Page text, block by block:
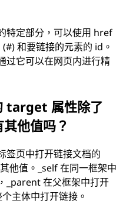
特定部分，可以使用 href
和要链接的元素的 id。
过它可以在网页内进行精
target 属性除了
他值吗？
签页中打开链接文档的
他值。_self 在同一框架中
_parent 在父框架中打开
主体中打开链接。